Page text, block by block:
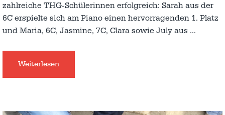
zahlreiche THG-Schülerinnen erfolgreich: Sarah aus der
6C erspielte sich am Piano einen hervorragenden 1. Platz
und Maria, 6C, Jasmine, 7C, Clara sowie July aus …
Weiterlesen